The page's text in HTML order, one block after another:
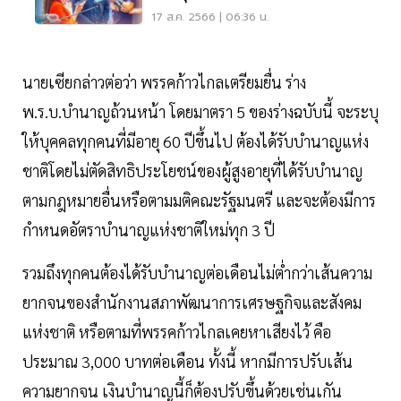
17 ส.ค. 2566 | 06:36 น.
นายเซียกล่าวต่อว่า พรรคก้าวไกลเตรียมยื่น ร่าง
พ.ร.บ.บำนาญถ้วนหน้า โดยมาตรา 5 ของร่างฉบับนี้ จะระบุ
ให้บุคคลทุกคนที่มีอายุ 60 ปีขึ้นไป ต้องได้รับบำนาญแห่ง
ชาติโดยไม่ตัดสิทธิประโยชน์ของผู้สูงอายุที่ได้รับบำนาญ
ตามกฎหมายอื่นหรือตามมติคณะรัฐมนตรี และจะต้องมีการ
กำหนดอัตราบำนาญแห่งชาติใหม่ทุก 3 ปี
รวมถึงทุกคนต้องได้รับบำนาญต่อเดือนไม่ต่ำกว่าเส้นความ
ยากจนของสำนักงานสภาพัฒนาการเศรษฐกิจและสังคม
แห่งชาติ หรือตามที่พรรคก้าวไกลเคยหาเสียงไว้ คือ
ประมาณ 3,000 บาทต่อเดือน ทั้งนี้ หากมีการปรับเส้น
ความยากจน เงินบำนาญนี้ก็ต้องปรับขึ้นด้วยเช่นเกัน